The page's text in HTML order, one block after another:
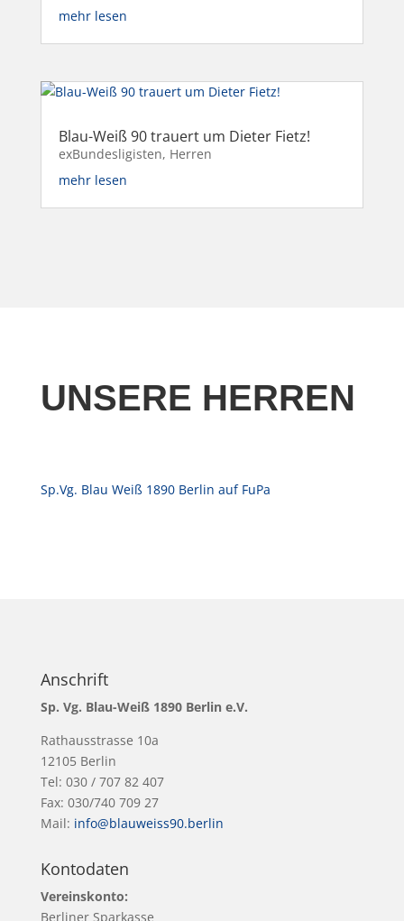
mehr lesen
Blau-Weiß 90 trauert um Dieter Fietz!
exBundesligisten, Herren
mehr lesen
UNSERE HERREN
Sp.Vg. Blau Weiß 1890 Berlin auf FuPa
Anschrift
Sp. Vg. Blau-Weiß 1890 Berlin e.V.
Rathausstrasse 10a
12105 Berlin
Tel: 030 / 707 82 407
Fax: 030/740 709 27
Mail: info@blauweiss90.berlin
Kontodaten
Vereinskonto:
Berliner Sparkasse